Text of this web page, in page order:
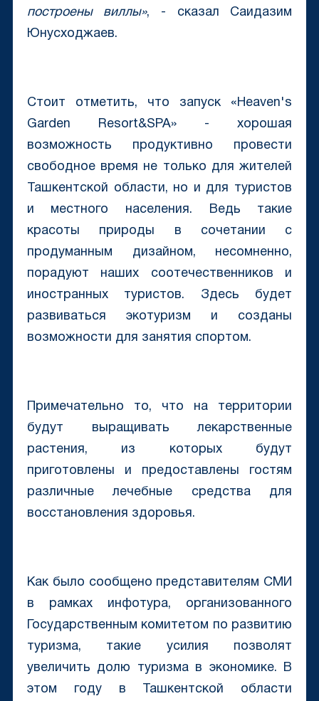
построены виллы», - сказал Саидазим
Юнусходжаев.
Стоит отметить, что запуск «Heaven's
Garden Resort&SPA» - хорошая
возможность продуктивно провести
свободное время не только для жителей
Ташкентской области, но и для туристов
и местного населения. Ведь такие
красоты природы в сочетании с
продуманным дизайном, несомненно,
порадуют наших соотечественников и
иностранных туристов. Здесь будет
развиваться экотуризм и созданы
возможности для занятия спортом.
Примечательно то, что на территории
будут выращивать лекарственные
растения, из которых будут
приготовлены и предоставлены гостям
различные лечебные средства для
восстановления здоровья.
Как было сообщено представителям СМИ
в рамках инфотура, организованного
Государственным комитетом по развитию
туризма, такие усилия позволят
увеличить долю туризма в экономике. В
этом году в Ташкентской области